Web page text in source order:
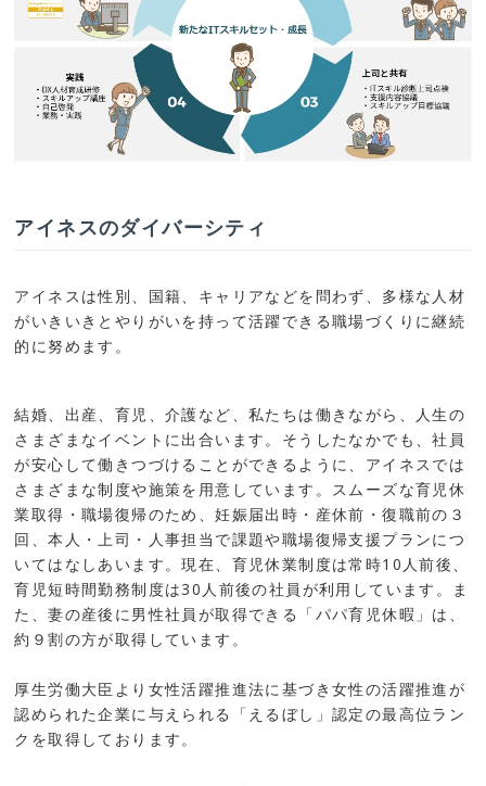
アイネスのダイバーシティ
アイネスは性別、国籍、キャリアなどを問わず、多様な人材
がいきいきとやりがいを持って活躍できる職場づくりに継続
的に努めます。
結婚、出産、育児、介護など、私たちは働きながら、人生の
さまざまなイベントに出合います。そうしたなかでも、社員
が安心して働きつづけることができるように、アイネスでは
さまざまな制度や施策を用意しています。スムーズな育児休
業取得・職場復帰のため、妊娠届出時・産休前・復職前の３
回、本人・上司・人事担当で課題や職場復帰支援プランにつ
いてはなしあいます。現在、育児休業制度は常時10人前後、
育児短時間勤務制度は30人前後の社員が利用しています。ま
た、妻の産後に男性社員が取得できる「パパ育児休暇」は、
約９割の方が取得しています。
厚生労働大臣より女性活躍推進法に基づき女性の活躍推進が
認められた企業に与えられる「えるぼし」認定の最高位ラン
クを取得しております。